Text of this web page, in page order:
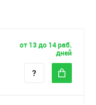
от 13 до 14 раб.
дней